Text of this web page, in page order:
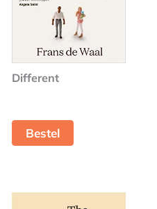
Different
Bestel